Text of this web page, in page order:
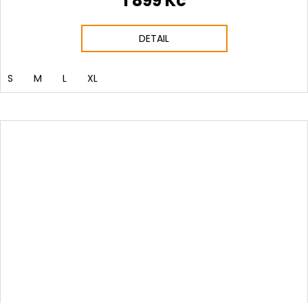
DETAIL
S M L XL